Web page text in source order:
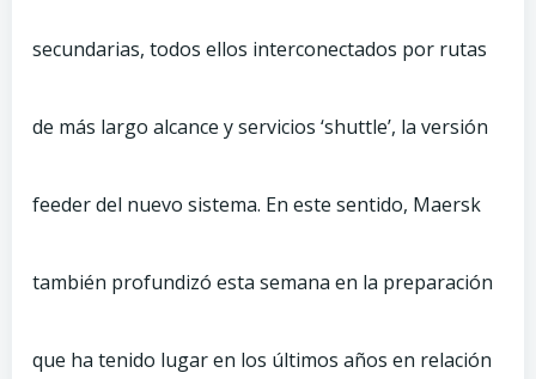
secundarias, todos ellos interconectados por rutas
de más largo alcance y servicios ‘shuttle’, la versión
feeder del nuevo sistema. En este sentido, Maersk
también profundizó esta semana en la preparación
que ha tenido lugar en los últimos años en relación